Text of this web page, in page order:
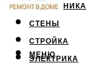
САНТЕХНИКА
СТЕНЫ
СТРОЙКА
ЭЛЕКТРИКА
МЕНЮ